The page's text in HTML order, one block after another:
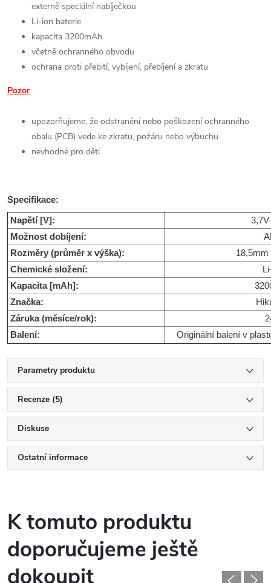
externě speciální nabíječkou
Li-ion baterie
kapacita 3200mAh
včetně ochranného obvodu
ochrana proti přebití, vybíjení, přebíjení a zkratu
Pozor
upozorňujeme, že odstranění nebo poškození ochranného
obalu (PCB) vede ke zkratu, požáru nebo výbuchu
nevhodné pro děti
Specifikace:
Napětí [V]:
Možnost dobíjení:
Rozměry (průměr x výška):
Chemické složení:
Kapacita [mAh]:
Značka:
Záruka (měsíce/rok):
Balení:
Originální balení v
Parametry produktu
Recenze (5)
Diskuse
Ostatní informace
K tomuto produktu
doporučujeme ještě
dokoupit